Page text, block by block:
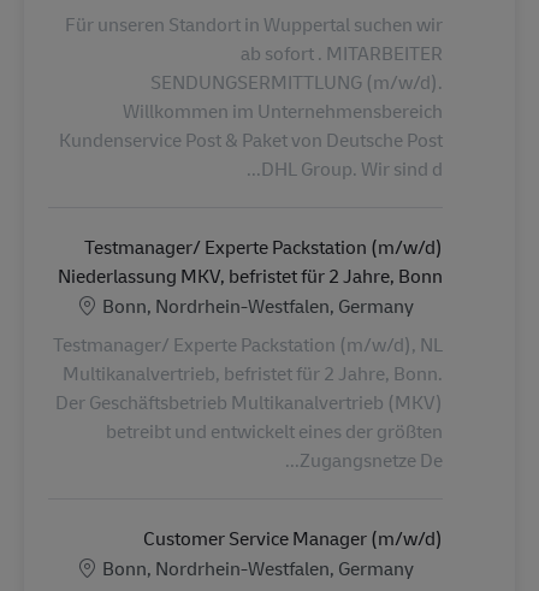
Für unseren Standort in Wuppertal suchen wir
ab sofort . MITARBEITER
SENDUNGSERMITTLUNG (m/w/d).
Willkommen im Unternehmensbereich
Kundenservice Post & Paket von Deutsche Post
DHL Group. Wir sind d...
Testmanager/ Experte Packstation (m/w/d)
Niederlassung MKV, befristet für 2 Jahre, Bonn
الموقع
Bonn, Nordrhein-Westfalen, Germany
Testmanager/ Experte Packstation (m/w/d), NL
Multikanalvertrieb, befristet für 2 Jahre, Bonn.
Der Geschäftsbetrieb Multikanalvertrieb (MKV)
betreibt und entwickelt eines der größten
Zugangsnetze De...
Customer Service Manager (m/w/d)
الموقع
Bonn, Nordrhein-Westfalen, Germany